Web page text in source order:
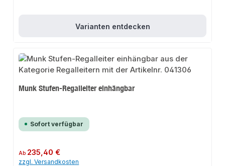
Varianten entdecken
Munk Stufen-Regalleiter einhängbar
Sofort verfügbar
Regulärer Preis:
Ab 235,40 €
zzgl. Versandkosten